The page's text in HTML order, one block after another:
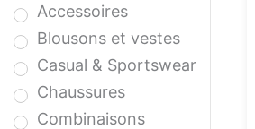
Accessoires
Blousons et vestes
Casual & Sportswear
Chaussures
Combinaisons